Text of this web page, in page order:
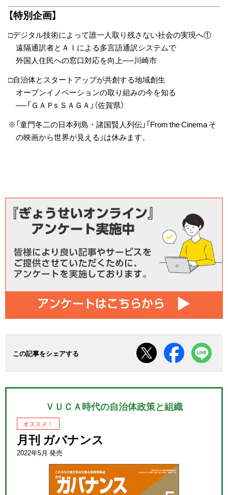
【特別企画】
□デジタル技術によって誰一人取り残さない社会の実現へ①
遠隔通訳者とＡＩによる多言語通訳システムで
外国人住民への窓口対応を向上──川崎市
□自治体とスタートアップが共創する地域創生
オープンイノベーションの取り組みの今を知る
──「ＧＡＰs ＳＡＧＡ」（佐賀県）
※「童門冬二の日本列島・諸国賢人列伝」「From the Cinema そ
の映画から世界が見える」は休みます。
この記事をシェアする
ＶＵＣＡ時代の自治体政策と組織
オススメ！
月刊 ガバナンス
2022年5月 発売